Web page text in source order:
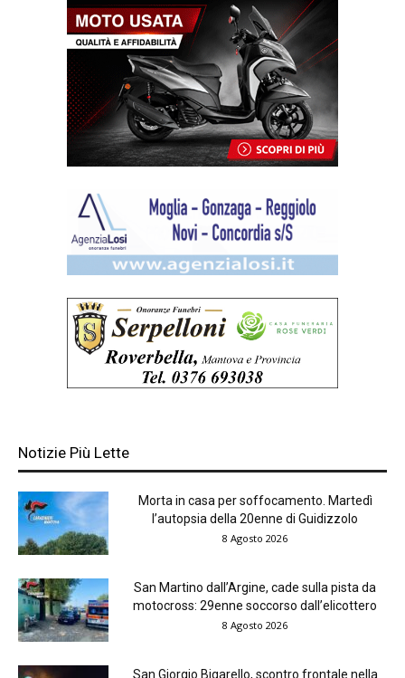
Notizie Più Lette
Morta in casa per soffocamento. Martedì
l’autopsia della 20enne di Guidizzolo
8 Agosto 2026
San Martino dall’Argine, cade sulla pista da
motocross: 29enne soccorso dall’elicottero
8 Agosto 2026
San Giorgio Bigarello, scontro frontale nella